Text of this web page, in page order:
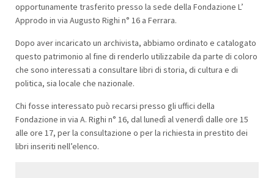
opportunamente trasferito presso la sede della Fondazione L’
Approdo in via Augusto Righi n° 16 a Ferrara.
Dopo aver incaricato un archivista, abbiamo ordinato e catalogato
questo patrimonio al fine di renderlo utilizzabile da parte di coloro
che sono interessati a consultare libri di storia, di cultura e di
politica, sia locale che nazionale.
Chi fosse interessato può recarsi presso gli uffici della
Fondazione in via A. Righi n° 16, dal lunedì al venerdì dalle ore 15
alle ore 17, per la consultazione o per la richiesta in prestito dei
libri inseriti nell’elenco.